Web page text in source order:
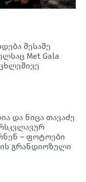
მესამე
Met Gala
და ნიცა თავაძე
– ფოტოები
გრანდიოზული